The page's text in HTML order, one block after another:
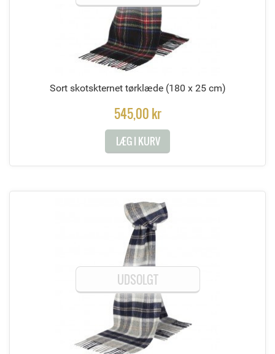
Sort skotskternet tørklæde (180 x 25 cm)
545,00 kr
LÆG I KURV
UDSOLGT